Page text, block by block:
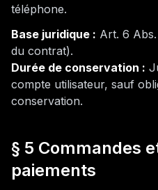
téléphone.
Base juridique : Art. 6 Abs.
du contrat).
Durée de conservation :
compte utilisateur, sauf
conservation.
§ 5 Commandes
paiements